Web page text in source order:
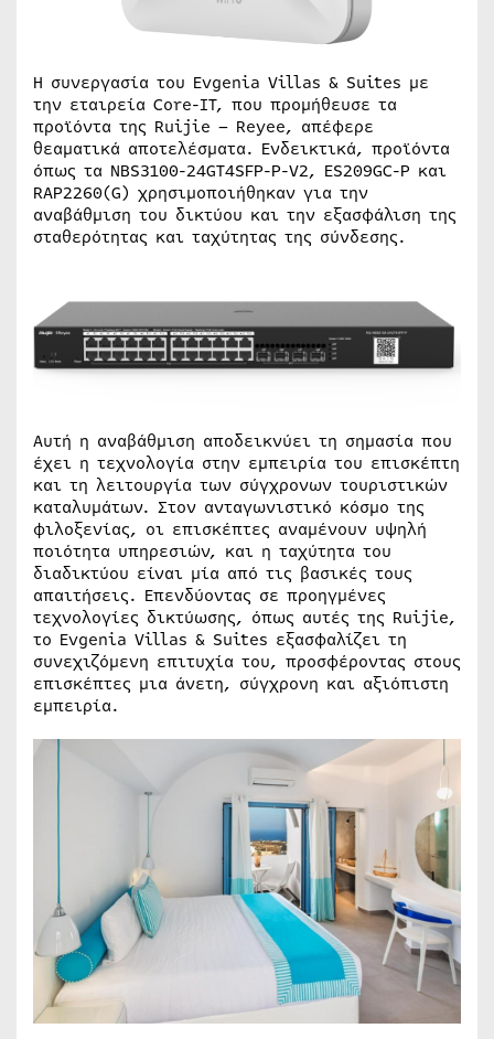
Η συνεργασία του Evgenia Villas & Suites με
την εταιρεία Core-IT, που προμήθευσε τα
προϊόντα της Ruijie – Reyee, απέφερε
θεαματικά αποτελέσματα. Ενδεικτικά, προϊόντα
όπως τα NBS3100-24GT4SFP-P-V2, ES209GC-P και
RAP2260(G) χρησιμοποιήθηκαν για την
αναβάθμιση του δικτύου και την εξασφάλιση της
σταθερότητας και ταχύτητας της σύνδεσης.
Αυτή η αναβάθμιση αποδεικνύει τη σημασία που
έχει η τεχνολογία στην εμπειρία του επισκέπτη
και τη λειτουργία των σύγχρονων τουριστικών
καταλυμάτων. Στον ανταγωνιστικό κόσμο της
φιλοξενίας, οι επισκέπτες αναμένουν υψηλή
ποιότητα υπηρεσιών, και η ταχύτητα του
διαδικτύου είναι μία από τις βασικές τους
απαιτήσεις. Επενδύοντας σε προηγμένες
τεχνολογίες δικτύωσης, όπως αυτές της Ruijie,
το Evgenia Villas & Suites εξασφαλίζει τη
συνεχιζόμενη επιτυχία του, προσφέροντας στους
επισκέπτες μια άνετη, σύγχρονη και αξιόπιστη
εμπειρία.